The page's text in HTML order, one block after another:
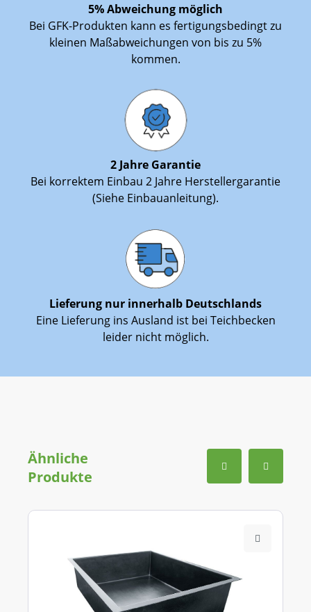
5% Abweichung möglich
Bei GFK-Produkten kann es fertigungsbedingt zu
kleinen Maßabweichungen von bis zu 5%
kommen.
2 Jahre Garantie
Bei korrektem Einbau 2 Jahre Herstellergarantie
(Siehe Einbauanleitung).
Lieferung nur innerhalb Deutschlands
Eine Lieferung ins Ausland ist bei Teichbecken
leider nicht möglich.
Ähnliche
Produkte